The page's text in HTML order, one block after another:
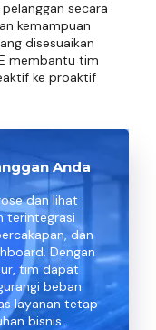
secara
kemampuan
disesuaikan
membantu tim
ke proaktif
Anda
dan lihat
terintegrasi
dan
Dengan
tim dapat
beban
layanan tetap
bisnis.